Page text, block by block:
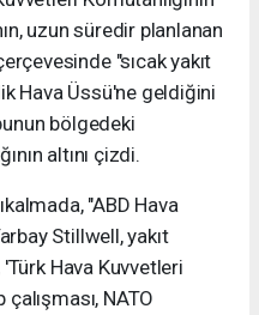
uzun süredir planlanan
"sıcak yakıt
Hava Üssü'ne geldiğini
bölgedeki
altını çizdi.
"ABD Hava
Stillwell, yakıt
Hava Kuvvetleri
çalışması, NATO